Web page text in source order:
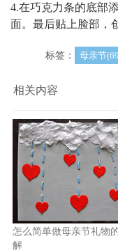
4.在巧克力条的底部
面。最后贴上脸部，
标签： 母亲节
相关内容
怎么简单做母亲节礼物
解